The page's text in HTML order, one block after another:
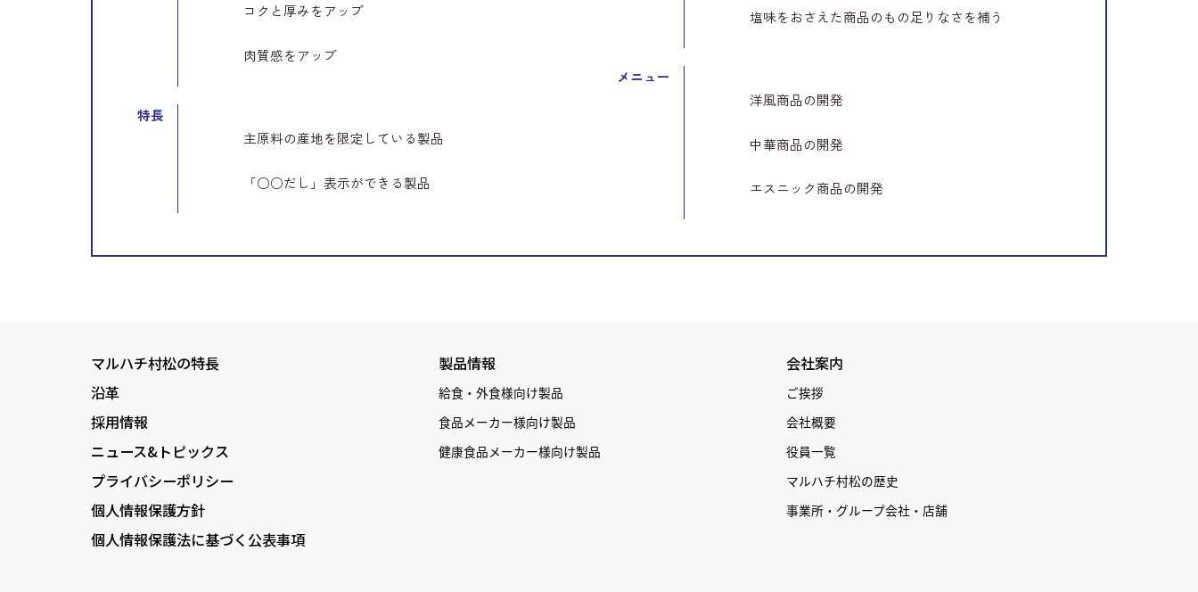
コクと厚みをアップ
肉質感をアップ
特長
主原料の産地を限定している製品
「○○だし」表示ができる製品
塩味をおさえた商品のもの足りなさを補う
メニュー
洋風商品の開発
中華商品の開発
エスニック商品の開発
マルハチ村松の特長
沿革
採用情報
ニュース&トピックス
プライバシーポリシー
個人情報保護方針
個人情報保護法に基づく公表事項
製品情報
給食・外食様向け製品
食品メーカー様向け製品
健康食品メーカー様向け製品
会社案内
ご挨拶
会社概要
役員一覧
マルハチ村松の歴史
事業所・グループ会社・店舗